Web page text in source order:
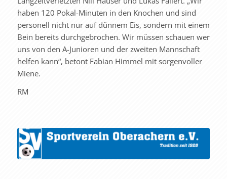
haben 120 Pokal-Minuten in den Knochen und sind
personell nicht nur auf dünnem Eis, sondern mit einem
Bein bereits durchgebrochen. Wir müssen schauen wer
uns von den A-Junioren und der zweiten Mannschaft
helfen kann“, betont Fabian Himmel mit sorgenvoller
Miene.
RM